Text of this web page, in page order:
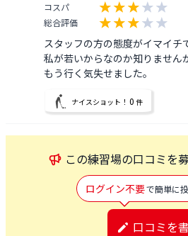
コスパ
総合評価
スタッフの方の態度がイマイチ
私が若いからなのか知りませ
もう行く気失せました。
ナイスショット！ 0 件
この練習場の口コミを
ログイン不要で簡単に
口コミを